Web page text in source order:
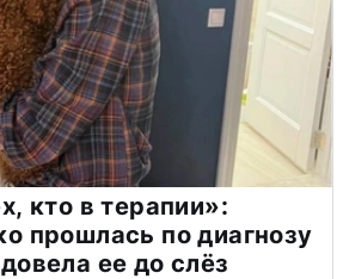
кто в терапии»:
прошлась по диагнозу
ее до слёз